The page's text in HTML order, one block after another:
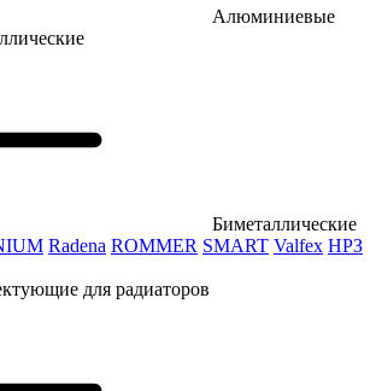
Алюминиевые
Биметаллические
Radena ROMMER SMART Valfex НРЗ
для радиаторов